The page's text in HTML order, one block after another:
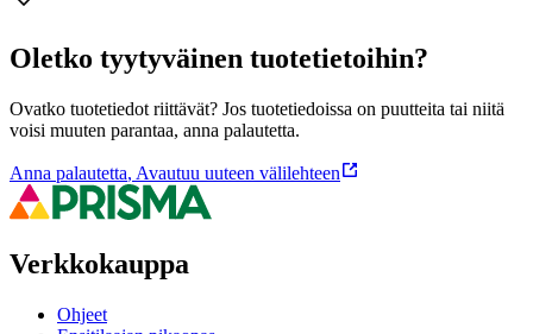
Oletko tyytyväinen tuotetietoihin?
Ovatko tuotetiedot riittävät? Jos tuotetiedoissa on puutteita tai niitä
voisi muuten parantaa, anna palautetta.
Anna palautetta, Avautuu uuteen välilehteen
Verkkokauppa
Ohjeet